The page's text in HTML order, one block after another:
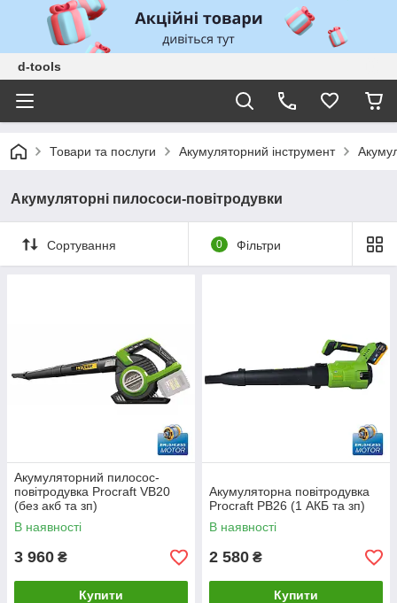
d-tools
Товари та послуги Акумуляторний інструмент
Акумуляторні пилососи-повітродувки
Сортування 0 Фільтри
Акумуляторний пилосос-
повітродувка Procraft VB20
(без акб та зп)
В наявності
3 960 ₴
Купити
Акумуляторна повітродувка
Procraft PB26 (1 АКБ та зп)
В наявності
2 580 ₴
Купити